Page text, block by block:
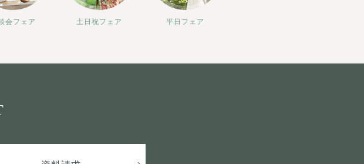
会フェア 土日祝フェア 平日フェア